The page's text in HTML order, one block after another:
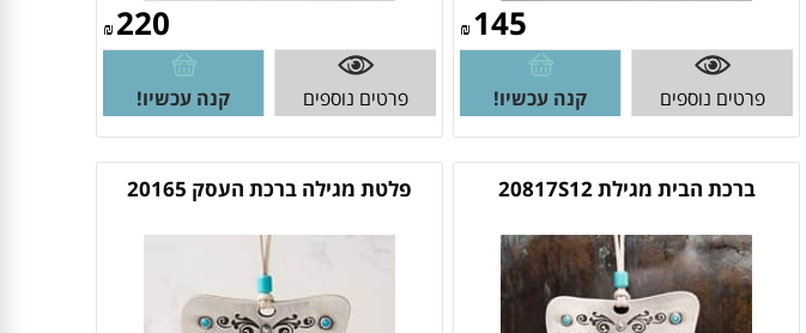
₪145
פרטים נוספים קנה עכשיו!
₪220
פרטים נוספים קנה עכשיו!
ברכת הבית מגילת 20817S12 פלטת מגילה ברכת העסק 20165